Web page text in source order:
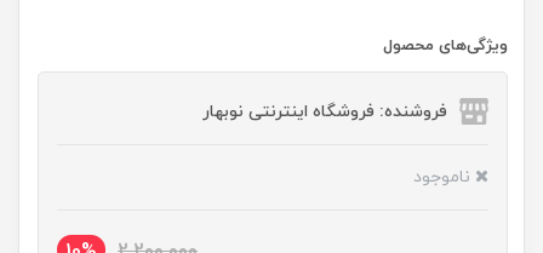
ویژگی‌های محصول
فروشنده: فروشگاه اینترنتی نوبهار
ناموجود